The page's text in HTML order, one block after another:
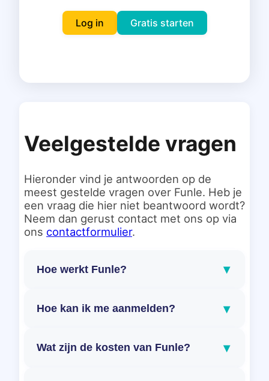
Gratis starten
Log in Gratis starten
Veelgestelde vragen
Hieronder vind je antwoorden op de
meest gestelde vragen over Funle. Heb je
een vraag die hier niet beantwoord wordt?
Neem dan gerust contact met ons op via
ons contactformulier.
Hoe werkt Funle? ▾
Hoe kan ik me aanmelden? ▾
Wat zijn de kosten van Funle? ▾